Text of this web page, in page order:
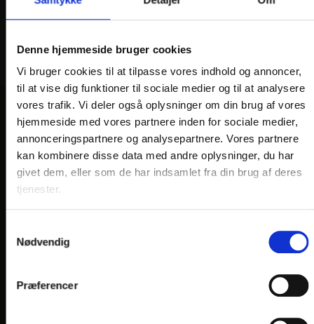
Denne hjemmeside bruger cookies
Vi bruger cookies til at tilpasse vores indhold og annoncer,
til at vise dig funktioner til sociale medier og til at analysere
vores trafik. Vi deler også oplysninger om din brug af vores
hjemmeside med vores partnere inden for sociale medier,
annonceringspartnere og analysepartnere. Vores partnere
kan kombinere disse data med andre oplysninger, du har
givet dem, eller som de har indsamlet fra din brug af deres
tjenester.
Nødvendig
Præferencer
VORES HOTELLER OG KATEGORIER